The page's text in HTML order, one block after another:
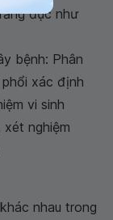
đục như
bệnh: Phân
xác định
vi sinh
nghiệm
nhau trong